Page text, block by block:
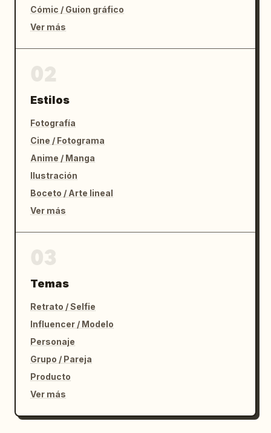
Cómic / Guion gráfico
Ver más
Estilos
Fotografía
Cine / Fotograma
Anime / Manga
Ilustración
Boceto / Arte lineal
Ver más
Temas
Retrato / Selfie
Influencer / Modelo
Personaje
Grupo / Pareja
Producto
Ver más